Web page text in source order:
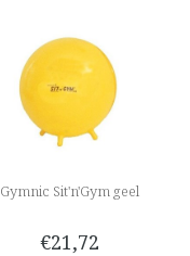
Gymnic Sit'n'Gym geel
€21,72